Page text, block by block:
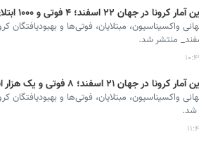
کرونا در جهان ۲۲ اسفند؛ ۴ فوتی و ۱۰۰۰ ابتلای جدید
واکسیناسیون، مبتلایان، فوتی‌ها و بهبودیافتگان
منتشر شد.
کرونا در جهان ۲۱ اسفند؛ ۸ فوتی و یک هزار ابتلای جدید
واکسیناسیون، مبتلایان، فوتی‌ها و بهبودیافتگان
شد.